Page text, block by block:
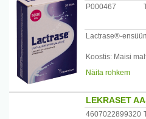
Hoida lastele
Säilitada
Tootja: Oy Verman
Esindaja Eestis:
P000467
Lactrase®-
Koostis: Maisi
E470b.
Lactrase
galatoosiks.
Näita rohkem
LEKRASET
4607022899320